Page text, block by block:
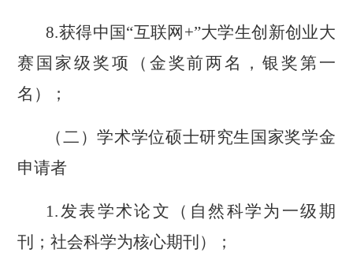
8.获得中国“互联网 +”大学生创新创业大
赛 国家级奖项
（金奖前两名，银奖第一
名）；
（二 ）学术学位硕士研究生国家奖学金
申请者
1.发表学术论文（自然科学为一级期
刊；社会科学为核心期刊）；